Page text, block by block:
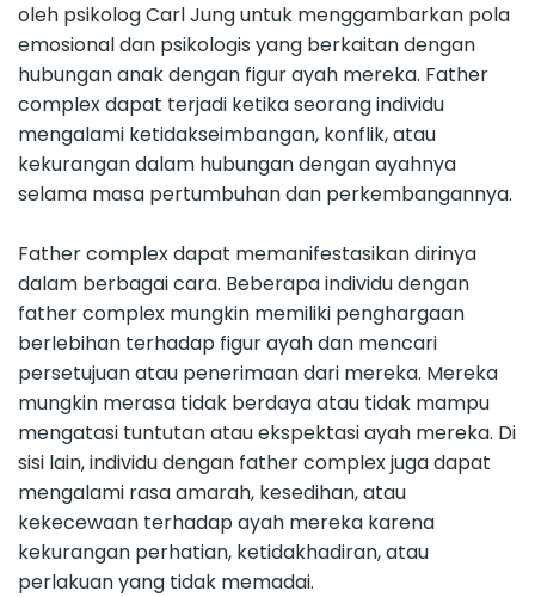
oleh psikolog Carl Jung untuk menggambarkan pola
emosional dan psikologis yang berkaitan dengan
hubungan anak dengan figur ayah mereka. Father
complex dapat terjadi ketika seorang individu
mengalami ketidakseimbangan, konflik, atau
kekurangan dalam hubungan dengan ayahnya
selama masa pertumbuhan dan perkembangannya.
Father complex dapat memanifestasikan dirinya
dalam berbagai cara. Beberapa individu dengan
father complex mungkin memiliki penghargaan
berlebihan terhadap figur ayah dan mencari
persetujuan atau penerimaan dari mereka. Mereka
mungkin merasa tidak berdaya atau tidak mampu
mengatasi tuntutan atau ekspektasi ayah mereka. Di
sisi lain, individu dengan father complex juga dapat
mengalami rasa amarah, kesedihan, atau
kekecewaan terhadap ayah mereka karena
kekurangan perhatian, ketidakhadiran, atau
perlakuan yang tidak memadai.